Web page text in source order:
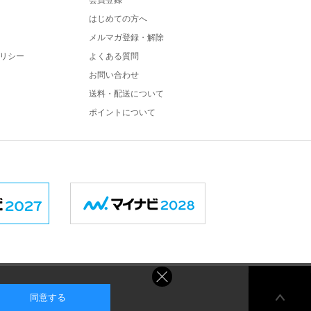
シー
はじめての方へ
メルマガ登録・解除
よくある質問
お問い合わせ
送料・配送について
ポイントについて
同意する